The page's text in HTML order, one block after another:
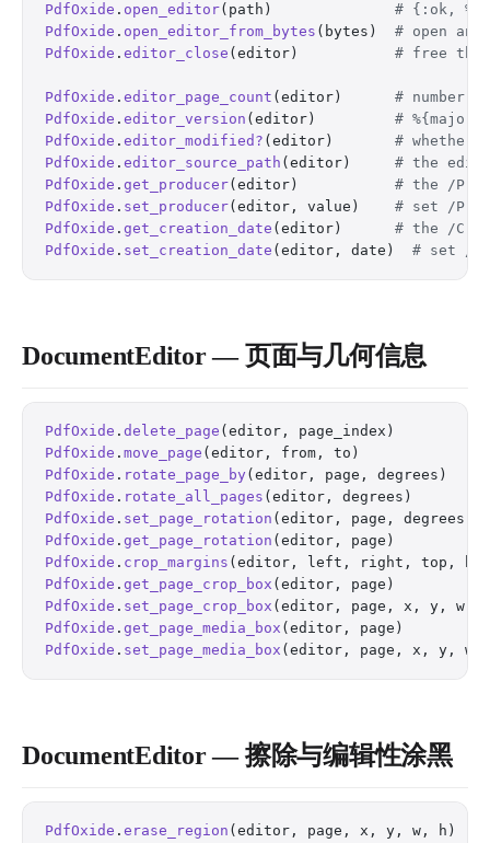
PdfOxide . open_editor(path) # {:ok,
PdfOxide . open_editor_from_bytes (bytes) # open an
PdfOxide . editor_close (editor) # free the
PdfOxide . editor_page_count (editor) # number
PdfOxide . editor_version (editor) #
PdfOxide . editor_modified? (editor) # whether
PdfOxide . editor_source_path (editor) # the
PdfOxide . get_producer(editor) # the /
PdfOxide . set_producer(editor, value) # set /
PdfOxide . get_creation_date (editor) # the /
PdfOxide . set_creation_date (editor, date) # set /
DocumentEditor — 页面与几何信息
PdfOxide . delete_page (editor,
PdfOxide . move_page (editor, from,
PdfOxide . rotate_page_by (editor, page,
PdfOxide . rotate_all_pages (editor,
PdfOxide . set_page_rotation (editor, page,
PdfOxide . get_page_rotation (editor,
PdfOxide . crop_margins (editor, left, right, top,
PdfOxide . get_page_crop_box (editor,
PdfOxide . set_page_crop_box (editor, page, x, y, w,
PdfOxide . get_page_media_box (editor,
PdfOxide . set_page_media_box (editor, page, x, y,
DocumentEditor — 擦除与编辑性涂黑
PdfOxide . erase_region (editor, page, x, y,